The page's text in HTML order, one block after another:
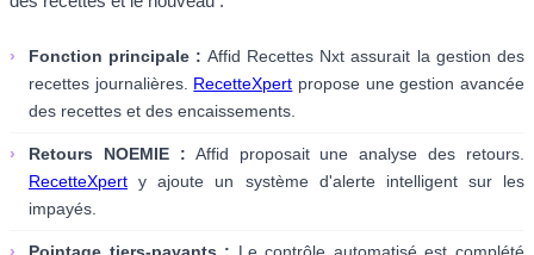
› Fonction principale : Affid Recettes Nxt assurait la gestion des
recettes journalières. RecetteXpert propose une gestion avancée
des recettes et des encaissements.
› Retours NOEMIE : Affid proposait une analyse des retours.
RecetteXpert y ajoute un système d'alerte intelligent sur les
impayés.